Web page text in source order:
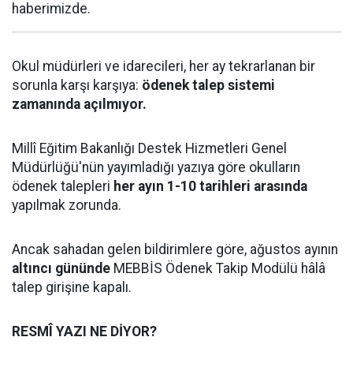
haberimizde.
Okul müdürleri ve idarecileri, her ay tekrarlanan bir
sorunla karşı karşıya: ödenek talep sistemi
zamanında açılmıyor.
Millî Eğitim Bakanlığı Destek Hizmetleri Genel
Müdürlüğü'nün yayımladığı yazıya göre okulların
ödenek talepleri her ayın 1-10 tarihleri arasında
yapılmak zorunda.
Ancak sahadan gelen bildirimlere göre, ağustos ayının
altıncı gününde MEBBİS Ödenek Takip Modülü hâlâ
talep girişine kapalı.
RESMÎ YAZI NE DİYOR?